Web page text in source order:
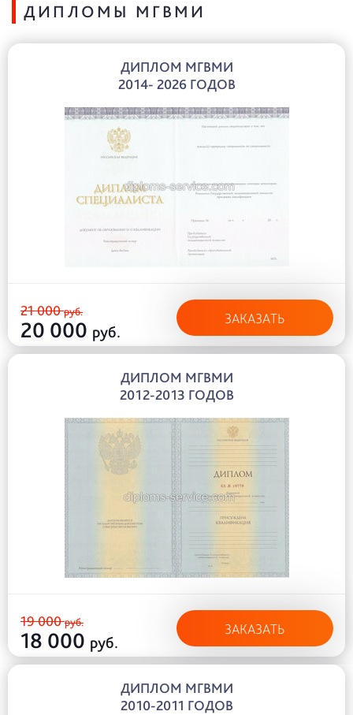
ДИПЛОМЫ МГВМИ
ДИПЛОМ МГВМИ
2014- 2026 ГОДОВ
21 000руб.
20 000 руб.
ЗАКАЗАТЬ
ДИПЛОМ МГВМИ
2012-2013 ГОДОВ
19 000руб.
18 000 руб.
ЗАКАЗАТЬ
ДИПЛОМ МГВМИ
2010-2011 ГОДОВ